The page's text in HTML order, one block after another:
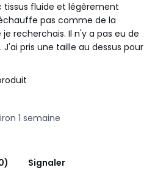
tissus fluide et légèrement
pas comme de la
recherchais. Il n'y a pas eu de
pris une taille au dessus pour
1 semaine
Signaler